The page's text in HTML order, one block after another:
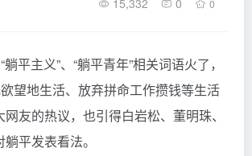
15,332 0 0
躺平主义”、“躺平青年”相关词语火了，
欲望地生活、放弃拼命工作攒钱等生活
友的热议，也引得白岩松、董明珠、
平发表看法。